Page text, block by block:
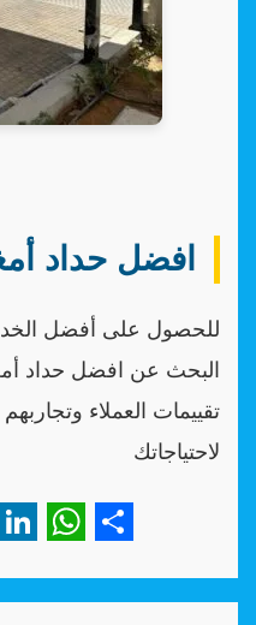
افضل حداد
للحصول على أفضل
البحث عن افضل حداد
تقييمات العملاء
لاحتياجاتك